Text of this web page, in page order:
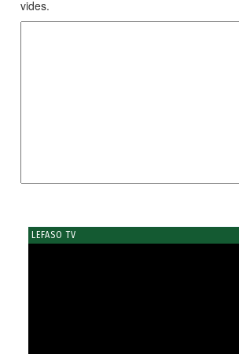
vides.
LEFASO TV